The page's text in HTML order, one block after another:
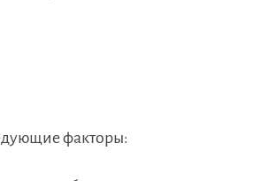
факторы: